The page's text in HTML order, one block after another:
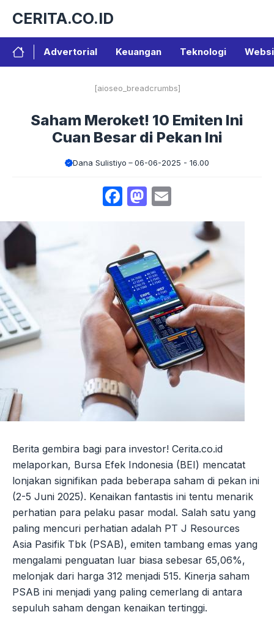
isi
CERITA.CO.ID
Advertorial Keuangan Teknologi
[aioseo_breadcrumbs]
Saham Meroket! 10 Emiten Ini
Cuan Besar di Pekan Ini
Dana Sulistiyo 06-06-2025 - 16.00
Facebook
Mastodon
Berita gembira bagi para investor! Cerita.co.id
melaporkan, Bursa Efek Indonesia (BEI) mencatat
lonjakan signifikan pada beberapa saham di pekan ini
(2-5 Juni 2025). Kenaikan fantastis ini tentu menarik
perhatian para pelaku pasar modal. Salah satu yang
paling mencuri perhatian adalah PT J Resources
Asia Pasifik Tbk (PSAB), emiten tambang emas yang
mengalami penguatan luar biasa sebesar 65,06%,
melonjak dari harga 312 menjadi 515. Kinerja saham
PSAB ini menjadi yang paling cemerlang di antara
sepuluh saham dengan kenaikan tertinggi.